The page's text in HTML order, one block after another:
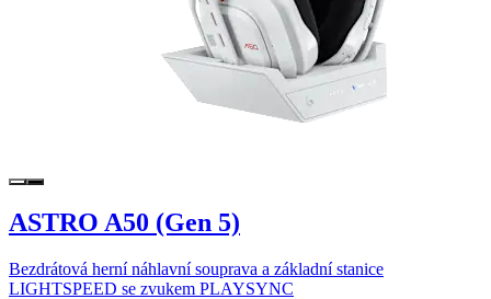
ASTRO A50 (Gen 5)
Bezdrátová herní náhlavní souprava a základní stanice
LIGHTSPEED se zvukem PLAYSYNC